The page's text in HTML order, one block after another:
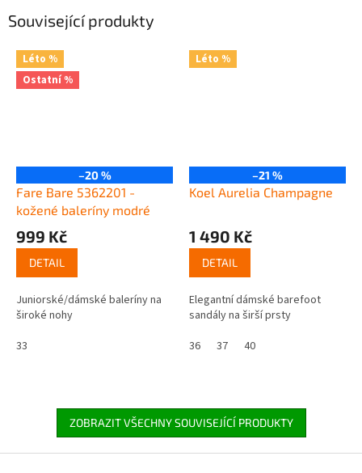
Související produkty
Léto %
Ostatní %
–20 %
Fare Bare 5362201 -
kožené baleríny modré
999 Kč
DETAIL
Juniorské/dámské baleríny na
široké nohy
33
Léto %
–21 %
Koel Aurelia Champagne
1 490 Kč
DETAIL
Elegantní dámské barefoot
sandály na širší prsty
36
37 40
ZOBRAZIT VŠECHNY SOUVISEJÍCÍ PRODUKTY